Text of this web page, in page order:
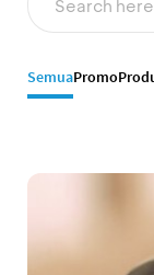
SemuaPromo